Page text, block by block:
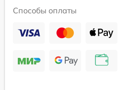
Способы оплаты